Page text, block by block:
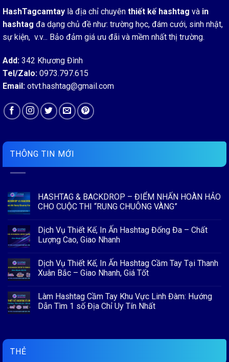
HashTagcamtay là địa chỉ chuyên thiết kế hashtag và in
hashtag đa dạng chủ đề như: trường học, đám cưới, sinh nhật,
sự kiện, v.v... Bảo đảm giá ưu đãi và mềm nhất thị trường.
Add: 342 Khương Đình
Tel/Zalo: 0973.797.615
Email: otvt.hashtag@gmail.com
THÔNG TIN MỚI
HASHTAG & BACKDROP – ĐIỂM NHẤN HOÀN HẢO
CHO CUỘC THI “RUNG CHUÔNG VÀNG”
bình
luận
ở
BACKDROP
–
ĐIỂM
HẢO
CHO
CUỘC
Dịch Vụ Thiết Kế, In Ấn Hashtag Đống Đa – Chất
Lượng Cao, Giao Nhanh
bình
luận
ở
Thiết
Kế,
In
Dịch Vụ Thiết Kế, In Ấn Hashtag Cầm Tay Tại Thanh
Xuân Bắc – Giao Nhanh, Giá Tốt
bình
luận
ở
Làm Hashtag Cầm Tay Khu Vực Linh Đàm: Hướng
Dẫn Tìm 1 số Địa Chỉ Uy Tín Nhất
THẺ